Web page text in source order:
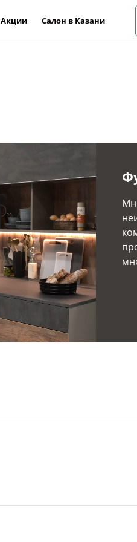
Акции Салон в Казани